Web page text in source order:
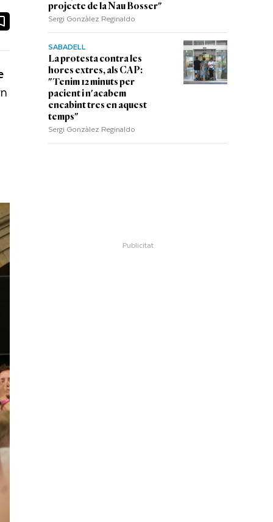
projecte de la Nau Bosser"
Sergi Gonzàlez Reginaldo
SABADELL
La protesta contra les
hores extres, als CAP:
"Tenim 12 minuts per
pacient i n'acabem
encabint tres en aquest
temps"
Sergi Gonzàlez Reginaldo